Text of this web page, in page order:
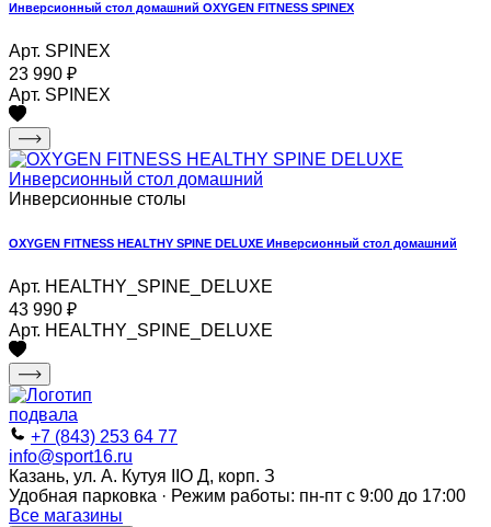
Инверсионный стол домашний OXYGEN FITNESS SPINEX
Арт. SPINEX
23 990 ₽
Арт. SPINEX
Инверсионные столы
OXYGEN FITNESS HEALTHY SPINE DELUXE Инверсионный стол домашний
Арт. HEALTHY_SPINE_DELUXE
43 990 ₽
Арт. HEALTHY_SPINE_DELUXE
+7 (843) 253 64 77
info@sport16.ru
Казань, ул. А. Кутуя IIO Д, корп. З
Удобная парковка · Режим работы: пн-пт с 9:00 до 17:00
Все магазины